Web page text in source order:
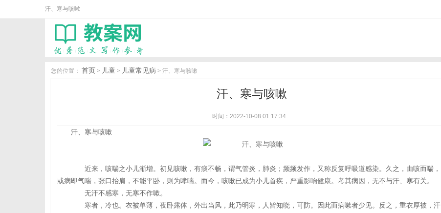
汗、寒与咳嗽
您的位置： 首页 > 儿童 > 儿童常见病 > 汗、寒与咳嗽
汗、寒与咳嗽
时间：2022-10-08 01:17:34
汗、寒与咳嗽
近来，咳喘之小儿渐增。初见咳嗽，有痰不畅，谓气管炎，肺炎；频频发作，又称反复呼吸道感染。久之，由咳而喘，
或病即气喘，张口抬肩，不能平卧，则为哮喘。而今，咳嗽已成为小儿首疾，严重影响健康。考其病因，无不与汗、寒有关。
无汗不感寒，无寒不作嗽。
寒者，冷也。衣被单薄，夜卧露体，外出当风，此乃明寒，人皆知晓，可防。因此而病嗽者少见。反之，重衣厚被，汗